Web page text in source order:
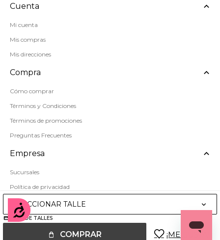
Accesibilidad
SELECCIONAR TALLE
GUÍA DE TALLES
COMPRAR
Cuenta
Mi cuenta
Mis compras
Mis direcciones
Compra
Cómo comprar
Términos y Condiciones
Términos de promociones
Preguntas Frecuentes
Empresa
Sucursales
Política de privacidad
Mapa del sitio